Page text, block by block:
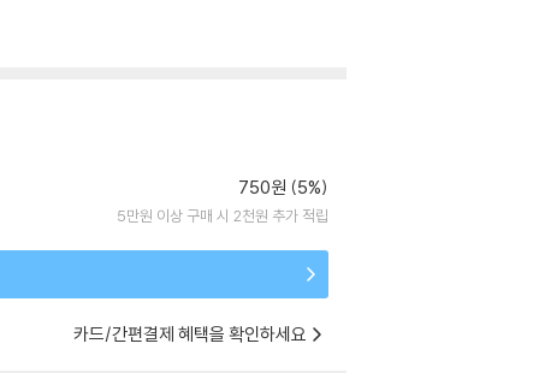
750원 (5%)
5만원 이상 구매 시 2천원 추가 적립
카드/간편결제 혜택을 확인하세요